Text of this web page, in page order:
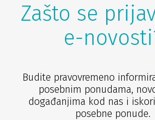
Zašto se
e-
Budite pravovremeno
posebnim ponudama,
događanjima kod nas i
posebne ponude.